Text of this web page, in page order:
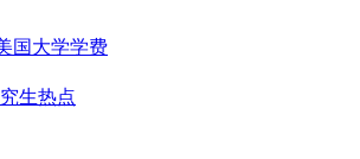
国大学学费
生热点